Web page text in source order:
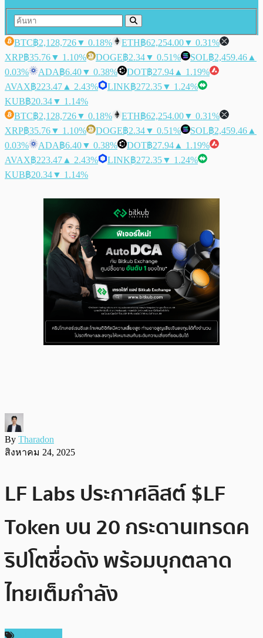
BTC฿2,128,726▼ 0.18% ETH฿62,254.00▼ 0.31%
XRP฿35.76▼ 1.10% DOGE฿2.34▼ 0.51% SOL฿2,459.46 ▲
0.03%
ADA฿6.40▼ 0.38% DOT฿27.94 ▲ 1.19%
AVAX฿223.47 ▲ 2.43% LINK฿272.35▼ 1.24%
KUB฿20.34▼ 1.14%
BTC฿2,128,726▼ 0.18% ETH฿62,254.00▼ 0.31%
XRP฿35.76▼ 1.10% DOGE฿2.34▼ 0.51% SOL฿2,459.46 ▲
0.03%
ADA฿6.40▼ 0.38% DOT฿27.94 ▲ 1.19%
AVAX฿223.47 ▲ 2.43% LINK฿272.35▼ 1.24%
KUB฿20.34▼ 1.14%
By Tharadon
สิงหาคม 24, 2025
LF Labs ประกาศลิสต์ $LF
Token บน 20 กระดานเทรดค
ริปโตชื่อดัง พร้อมบุกตลาด
ไทยเต็มกำลัง